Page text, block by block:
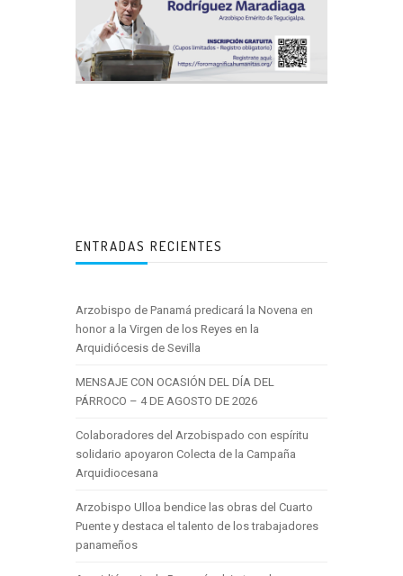
ENTRADAS RECIENTES
Arzobispo de Panamá predicará la Novena en
honor a la Virgen de los Reyes en la
Arquidiócesis de Sevilla
MENSAJE CON OCASIÓN DEL DÍA DEL
PÁRROCO – 4 DE AGOSTO DE 2026
Colaboradores del Arzobispado con espíritu
solidario apoyaron Colecta de la Campaña
Arquidiocesana
Arzobispo Ulloa bendice las obras del Cuarto
Puente y destaca el talento de los trabajadores
panameños